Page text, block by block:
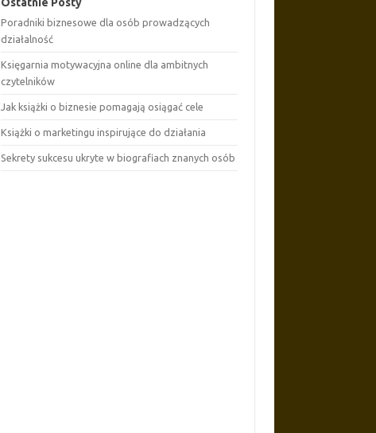
Poradniki biznesowe dla osób prowadzących
działalność
Księgarnia motywacyjna online dla ambitnych
czytelników
Jak książki o biznesie pomagają osiągać cele
Książki o marketingu inspirujące do działania
Sekrety sukcesu ukryte w biografiach znanych osób